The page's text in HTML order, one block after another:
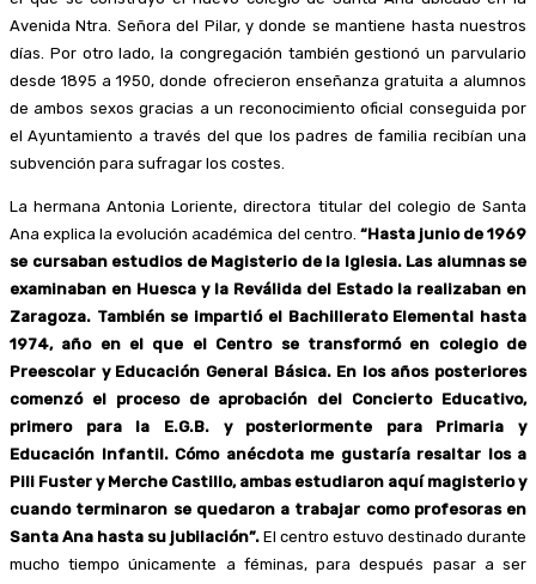
Avenida Ntra. Señora del Pilar, y donde se mantiene hasta nuestros
días. Por otro lado, la congregación también gestionó un parvulario
desde 1895 a 1950, donde ofrecieron enseñanza gratuita a alumnos
de ambos sexos gracias a un reconocimiento oficial conseguida por
el Ayuntamiento a través del que los padres de familia recibían una
subvención para sufragar los costes.
La hermana Antonia Loriente, directora titular del colegio de Santa
Ana explica la evolución académica del centro. “Hasta junio de 1969
se cursaban estudios de Magisterio de la Iglesia. Las alumnas se
examinaban en Huesca y la Reválida del Estado la realizaban en
Zaragoza. También se impartió el Bachillerato Elemental hasta
1974, año en el que el Centro se transformó en colegio de
Preescolar y Educación General Básica. En los años posteriores
comenzó el proceso de aprobación del Concierto Educativo,
primero para la E.G.B. y posteriormente para Primaria y
Educación Infantil. Cómo anécdota me gustaría resaltar los a
Pili Fuster y Merche Castillo, ambas estudiaron aquí magisterio y
cuando terminaron se quedaron a trabajar como profesoras en
Santa Ana hasta su jubilación”. El centro estuvo destinado durante
mucho tiempo únicamente a féminas, para después pasar a ser